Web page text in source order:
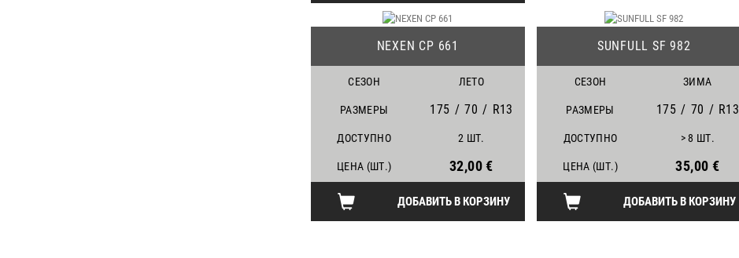
NEXEN CP 661
СЕЗОН ЛЕТО
РАЗМЕРЫ 175 / 70 / R13
ДОСТУПНО 2 ШТ.
ЦЕНА (ШТ.) 32,00 €
ДОБАВИТЬ В КОРЗИНУ
SUNFULL SF 982
СЕЗОН ЗИМА
РАЗМЕРЫ 175 / 70 / R13
ДОСТУПНО > 8 ШТ.
ЦЕНА (ШТ.) 35,00 €
ДОБАВИТЬ В КОРЗИНУ